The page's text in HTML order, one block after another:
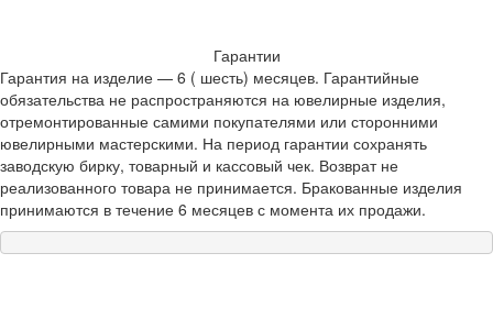
Гарантии
Гарантия на изделие — 6 ( шесть) месяцев. Гарантийные
обязательства не распространяются на ювелирные изделия,
отремонтированные самими покупателями или сторонними
ювелирными мастерскими. На период гарантии сохранять
заводскую бирку, товарный и кассовый чек. Возврат не
реализованного товара не принимается. Бракованные изделия
принимаются в течение 6 месяцев с момента их продажи.